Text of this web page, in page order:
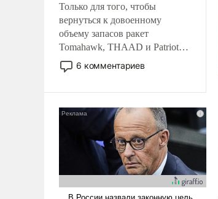
Только для того, чтобы
вернуться к довоенному
объему запасов ракет
Tomahawk, THAAD и Patriot
США потребуется более трех
лет. Даже небольшая война с
Сложившаяся ситуация
означает многолетний период
уязвимости США, например,
перед Китаем.
6 комментариев